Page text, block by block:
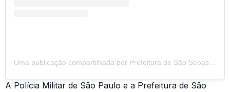
A Polícia Militar de São Paulo e a Prefeitura de São